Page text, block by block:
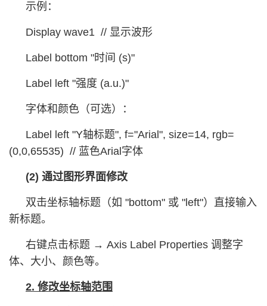
示例：
Display wave1 // 显示波形
Label bottom "时间 (s)"
Label left "强度 (a.u.)"
字体和颜色（可选）：
Label left "Y轴标题", f="Arial", size=14, rgb=
(0,0,65535) // 蓝色Arial字体
(2) 通过图形界面修改
双击坐标轴标题（如 "bottom" 或 "left"）直接输入
新标题。
右键点击标题 → Axis Label Properties 调整字
体、大小、颜色等。
2. 修改坐标轴范围